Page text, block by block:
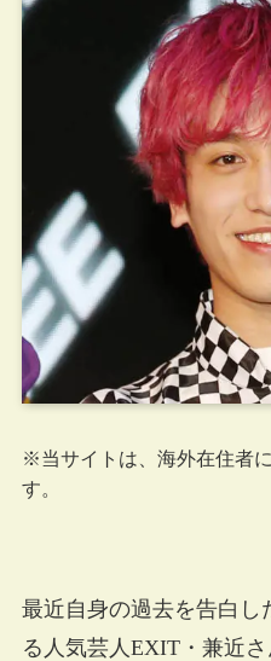
※当サイトは、海外在住者
す。
最近自身の過去を告白し
る人気芸人EXIT・兼近